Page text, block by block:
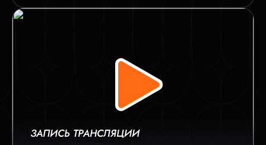
ЗАПИСЬ ТРАНСЛЯЦИИ